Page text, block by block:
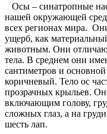
Осы – синатропные
нашей окружающей
всех регионах мира.
ущерб, как
животным. Они
тела. В среднем они
сантиметров и
коричневый. Тело ос
прозрачных крыльев.
включающим голову,
сложных глаз, а на
шесть лап.